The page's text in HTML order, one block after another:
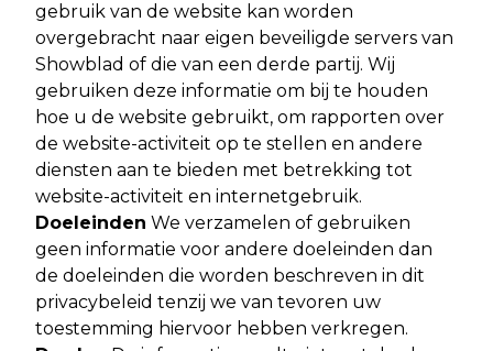
gebruik van de website kan worden
overgebracht naar eigen beveiligde servers van
Showblad of die van een derde partij. Wij
gebruiken deze informatie om bij te houden
hoe u de website gebruikt, om rapporten over
de website-activiteit op te stellen en andere
diensten aan te bieden met betrekking tot
website-activiteit en internetgebruik.
Doeleinden We verzamelen of gebruiken
geen informatie voor andere doeleinden dan
de doeleinden die worden beschreven in dit
privacybeleid tenzij we van tevoren uw
toestemming hiervoor hebben verkregen.